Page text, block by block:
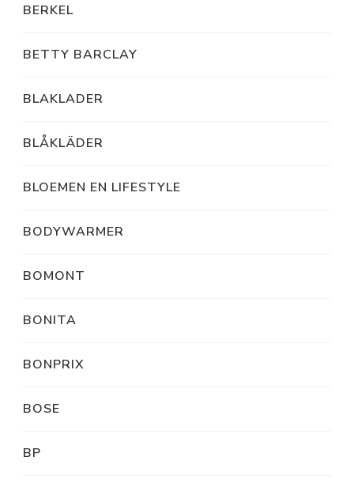
BERKEL
BETTY BARCLAY
BLAKLADER
BLÅKLÄDER
BLOEMEN EN LIFESTYLE
BODYWARMER
BOMONT
BONITA
BONPRIX
BOSE
BP